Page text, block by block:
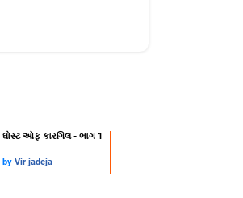
ઘોસ્ટ ઓફ કારગિલ - ભાગ 1
by Vir jadeja